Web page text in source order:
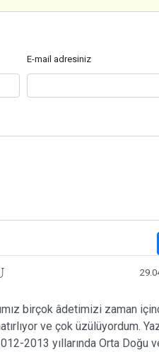
E-mail adresiniz
birçok âdetimizi zaman
ve çok üzülüyordum.
2013 yıllarında Orta Doğu